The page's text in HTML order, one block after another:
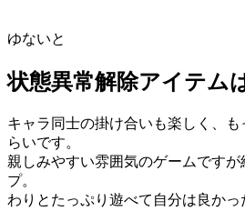
ゆないと
状態異常解除アイテム
キャラ同士の掛け合いも楽しく、も
らいです。
親しみやすい雰囲気のゲームです
プ。
わりとたっぷり遊べて自分は良かっ